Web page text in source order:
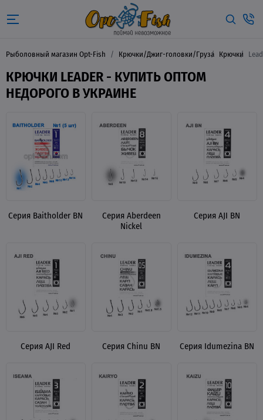
Рыболовный магазин Opt-Fish Крючки/Джиг-головки/Груза Крючки
КРЮЧКИ LEADER - КУПИТЬ ОПТОМ
НЕДОРОГО В УКРАИНЕ
Серия Baitholder BN
Серия Aberdeen
Nickel
Серия AJI BN
Серия AJI Red Серия Chinu BN Серия Idumezina BN